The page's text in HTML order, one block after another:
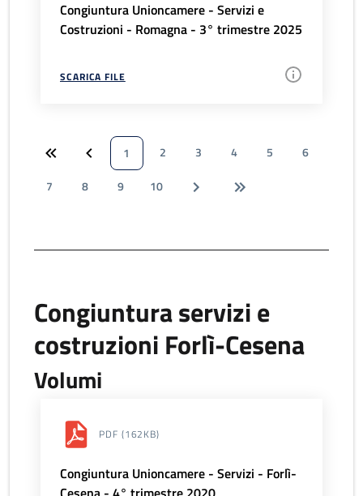
Congiuntura Unioncamere - Servizi e
Costruzioni - Romagna - 3° trimestre 2025
SCARICA FILE
1 2 3 4 5
6
7
8 9 10
Congiuntura servizi e
costruzioni Forlì-Cesena
Volumi
PDF (162KB)
Congiuntura Unioncamere - Servizi - Forlì-